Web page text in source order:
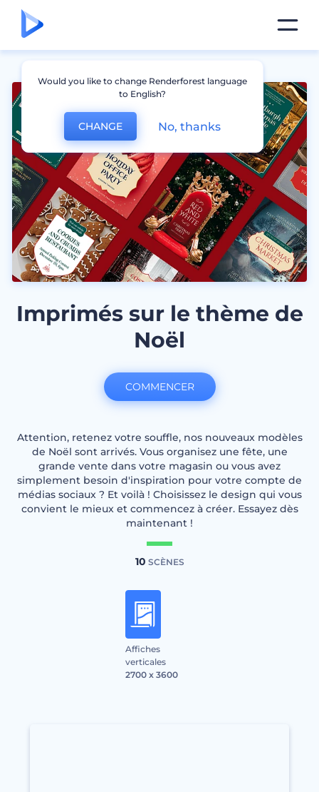
Imprimés sur le thème de
Noël
Attention, retenez votre souffle, nos nouveaux modèles
de Noël sont arrivés. Vous organisez une fête, une
grande vente dans votre magasin ou vous avez
simplement besoin d'inspiration pour votre compte de
médias sociaux ? Et voilà ! Choisissez le design qui vous
convient le mieux et commencez à créer. Essayez dès
maintenant !
10 SCÈNES
Affiches
verticales
2700 x 3600
COMMENCER
Would you like to change Renderforest language
to English?
CHANGE No, thanks